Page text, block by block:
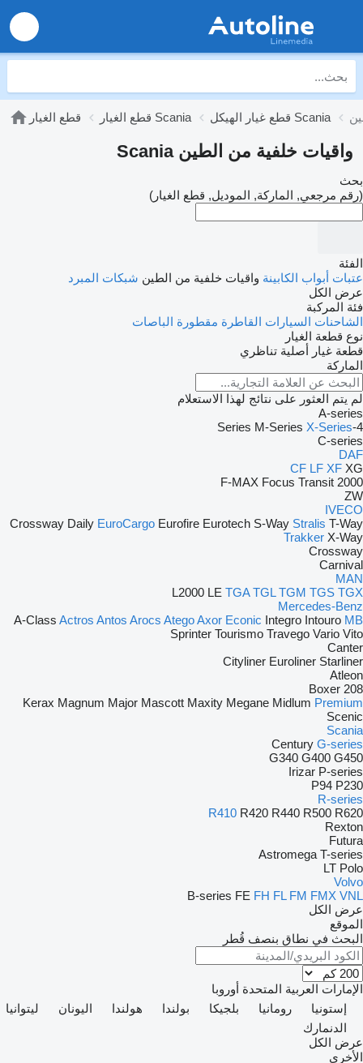
قطع الغيار قطع الغيار Scania قطع غيار الهيكل Scania
واقيات خلفية من الطين Scania
بحث
(رقم مرجعي, الماركة, الموديل, قطع الغيار)
الفئة
عتبات أبواب الكابينة واقيات خلفية من الطين شبكات المبرد
عرض الكل
فئة المركبة
الشاحنات السيارات القاطرة مقطورة الباصات
نوع قطعة الغيار
قطعة غيار أصلية تناظري
الماركة
لم يتم العثور على نتائج لهذا الاستعلام
A-series
4-Series
M-Series X-Series
C-series
DAF
CF LF XF XG
2000
F-MAX Focus Transit
ZW
IVECO
Crossway Daily EuroCargo Eurofire Eurotech S-Way Stralis T-Way
Trakker X-Way
Crossway
Carnival
MAN
L2000 LE TGA TGL TGM TGS TGX
Mercedes-Benz
A-Class Actros Antos Arocs AtegoAxor Econic Integro Intouro MB
Sprinter Tourismo Travego Vario Vito
Canter
Cityliner Euroliner Starliner
Atleon
208
Boxer
Kerax Magnum Major Mascott Maxity Megane Midlum Premium
Scenic
Scania
Century G-series
G340 G400 G450
Irizar P-series
P94 P230
R-series
R410 R420 R440 R500 R620
Rexton
Futura
Astromega T-series
LT Polo
Volvo
B-series FE FH FL FM FMX VNL
عرض الكل
الموقع
البحث في نطاق بنصف قُطر
الإمارات العربية المتحدة أوروبا
إستونيا
رومانيا بلجيكا بولندا هولندا اليونان
ليتوانيا
الدنمارك
عرض الكل
الأخرى